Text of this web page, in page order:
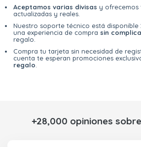
Aceptamos varias divisas y ofrecemos
actualizadas y reales.
Nuestro soporte técnico está
una experiencia de compra sin
regalo.
Compra tu tarjeta sin necesidad de
cuenta te esperan promociones
regalo
+28,000 opiniones